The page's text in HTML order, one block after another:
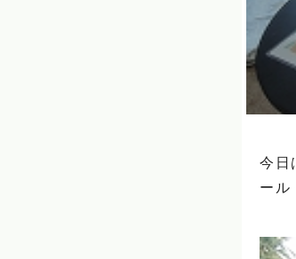
今日
ール